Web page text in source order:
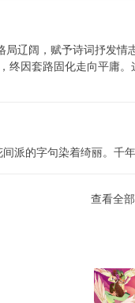
局辽阔 ， 赋予诗词抒发情
， 终因套路固化走向平庸。
派的字句染着绮丽。
查看全